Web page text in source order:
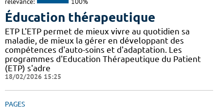
Éducation thérapeutique
ETP L'ETP permet de mieux vivre au quotidien sa
maladie, de mieux la gérer en développant des
compétences d'auto-soins et d'adaptation. Les
programmes d'Education Thérapeutique du Patient
(ETP) s'adre
18/02/2026 15:25
PAGES